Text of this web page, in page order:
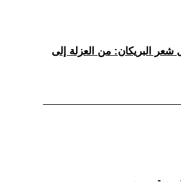
شعر البريكان: من العزلة إلى